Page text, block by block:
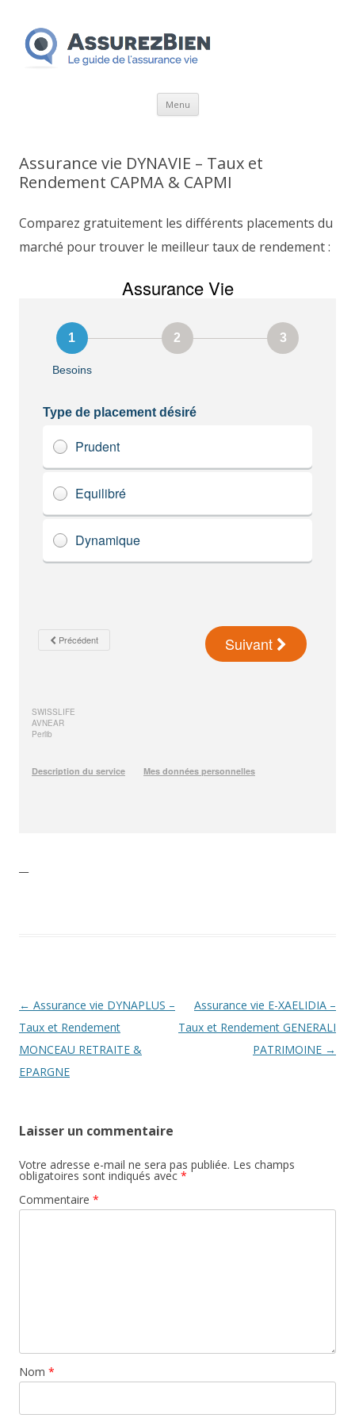
Menu Aller
Assurance vie DYNAVIE – Taux et
Rendement CAPMA & CAPMI
Comparez gratuitement les différents placements du
marché pour trouver le meilleur taux de rendement :
Navigation
des
articles
← Assurance vie DYNAPLUS –
Taux et Rendement
MONCEAU RETRAITE &
EPARGNE
Assurance vie E-XAELIDIA –
Taux et Rendement GENERALI
PATRIMOINE →
Laisser un commentaire
Votre adresse e-mail ne sera pas publiée. Les champs
obligatoires sont indiqués avec *
Commentaire *
Nom *